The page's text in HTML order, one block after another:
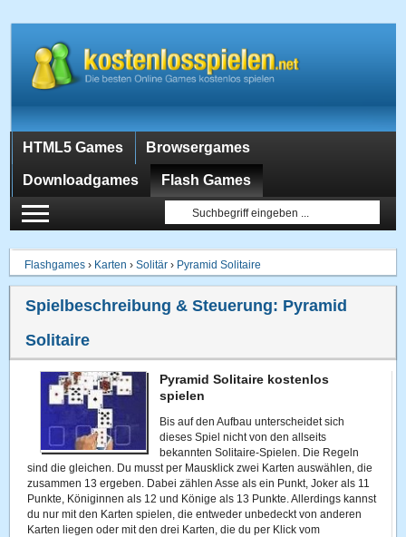
HTML5 Games Browsergames
Downloadgames Flash Games
Flashgames › Karten ›Solitär › Pyramid Solitaire
Spielbeschreibung & Steuerung: Pyramid
Solitaire
Pyramid Solitaire kostenlos
spielen
Bis auf den Aufbau unterscheidet sich
dieses Spiel nicht von den allseits
bekannten Solitaire-Spielen. Die Regeln
sind die gleichen. Du musst per Mausklick zwei Karten auswählen, die
zusammen 13 ergeben. Dabei zählen Asse als ein Punkt, Joker als 11
Punkte, Königinnen als 12 und Könige als 13 Punkte. Allerdings kannst
du nur mit den Karten spielen, die entweder unbedeckt von anderen
Karten liegen oder mit den drei Karten, die du per Klick vom